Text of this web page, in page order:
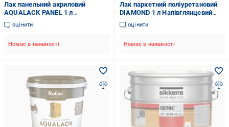
Лак панельний акриловий
AQUALACK PANEL 1 л
Напівглянцевий (3117)
оцінити
Немає в наявності
Лак паркетний поліуретановий
DIAMOND 1 л Напівглянцевий
(4882)
оцінити
Немає в наявності